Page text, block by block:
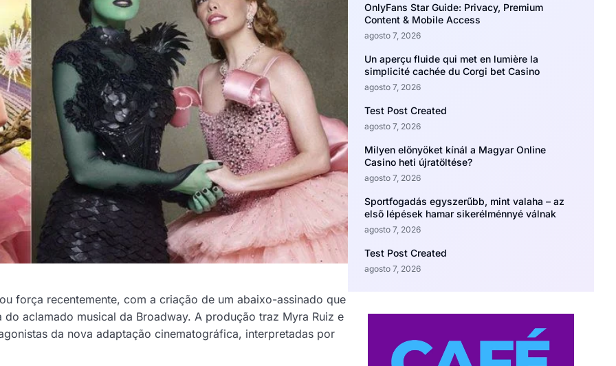
força recentemente, com a criação de um abaixo-assinado que
aclamado musical da Broadway. A produção traz Myra Ruiz e
da nova adaptação cinematográfica, interpretadas por
OnlyFans Star Guide: Privacy, Premium
Content & Mobile Access
agosto 7, 2026
Un aperçu fluide qui met en lumière la
simplicité cachée du Corgi bet Casino
agosto 7, 2026
Test Post Created
agosto 7, 2026
Milyen előnyöket kínál a Magyar Online
Casino heti újratöltése?
agosto 7, 2026
Sportfogadás egyszerűbb, mint valaha – az
első lépések hamar sikerélménnyé válnak
agosto 7, 2026
Test Post Created
agosto 7, 2026